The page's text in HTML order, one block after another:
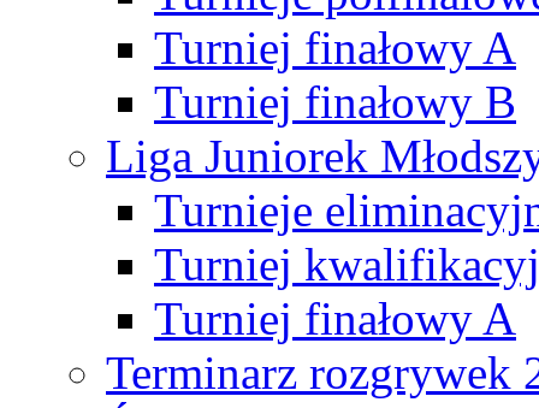
Turniej finałowy A
Turniej finałowy B
Liga Juniorek
Turnieje
Turniej
Turniej finałowy A
Terminarz rozgrywek